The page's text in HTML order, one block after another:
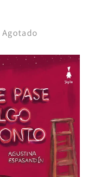
Agotado